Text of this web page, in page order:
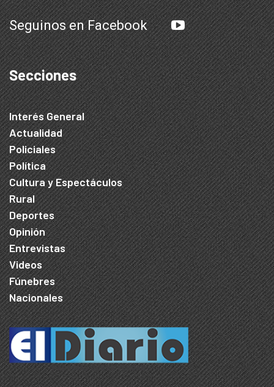
Seguinos en Facebook
Secciones
Interés General
Actualidad
Policiales
Política
Cultura y Espectáculos
Rural
Deportes
Opinión
Entrevistas
Videos
Fúnebres
Nacionales